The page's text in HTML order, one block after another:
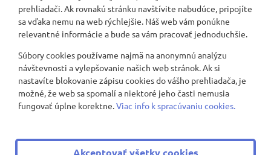
Nenašli sa žiadne záznamy
Zobraziť viac
© 2008 - 2026 ZŠ Nevädzová 2 | Všetky práva vyhradené
prehliadači. Ak rovnakú stránku navštívite nabudúce, pripojíte
sa vďaka nemu na web rýchlejšie. Náš web vám ponúkne
relevantné informácie a bude sa vám pracovať jednoduchšie.
Súbory cookies používame najmä na anonymnú analýzu
návštevnosti a vylepšovanie našich web stránok. Ak si
nastavíte blokovanie zápisu cookies do vášho prehliadača, je
možné, že web sa spomalí a niektoré jeho časti nemusia
fungovať úplne korektne.Viac info k spracúvaniu cookies.
Akceptovať všetky cookies